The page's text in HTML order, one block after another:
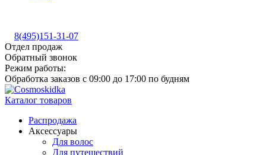
8(495)151-31-07
Отдел продаж
Обратный звонок
Режим работы:
Обработка заказов с 09:00 до 17:00 по будням
Каталог товаров
Распродажа
Аксессуары
Для волос
Для путешествий